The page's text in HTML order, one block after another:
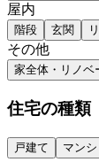
屋内
階段 玄関
その他
家全体・リノベ
住宅の種類
戸建て マン